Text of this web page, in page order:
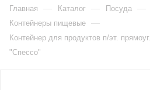
Главная — Каталог — Посуда —
Контейнеры пищевые —
Контейнер для продуктов п/эт.
"Спессо"